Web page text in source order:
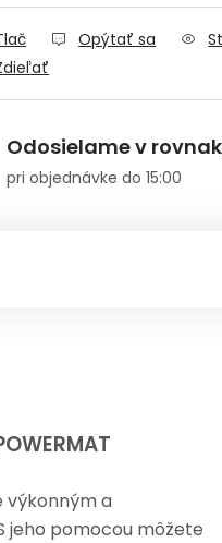
Opýtať sa
Odosielame v
pri objednávke do 15:00
výkonným a
jeho pomocou môžete